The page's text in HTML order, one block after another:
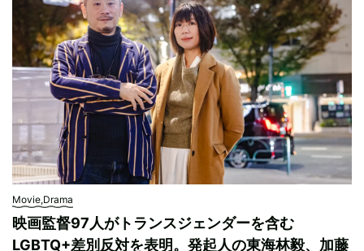
Movie,Drama
映画監督97人がトランスジェンダーを含む
LGBTQ+差別反対を表明。発起人の東海林毅、加藤